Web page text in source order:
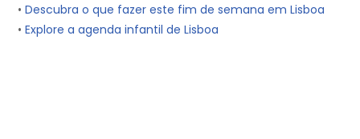
• Descubra o que fazer este fim de semana em Lisboa
• Explore a agenda infantil de Lisboa